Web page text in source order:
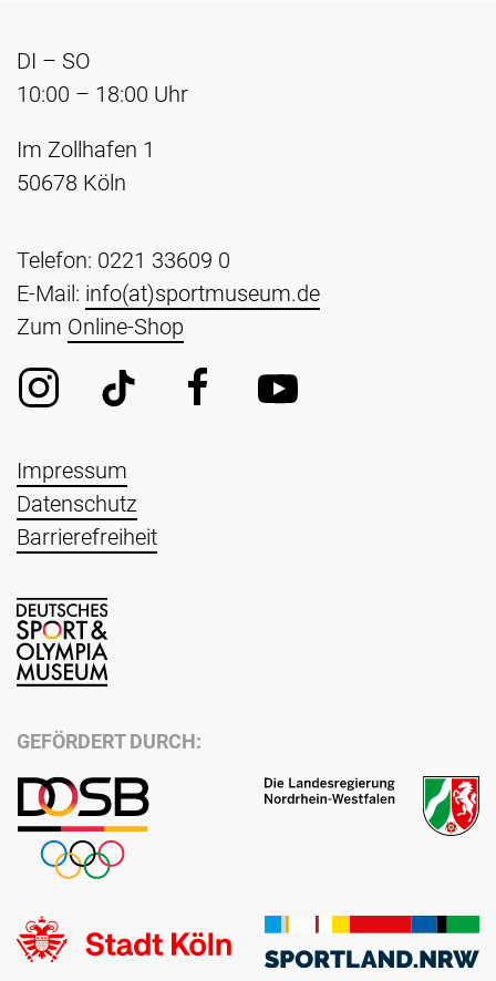
DI – SO
10:00 – 18:00 Uhr
Im Zollhafen 1
50678 Köln
Telefon: 0221 33609 0
E-Mail: info(at)sportmuseum.de
Zum Online-Shop
Impressum
Datenschutz
Barrierefreiheit
GEFÖRDERT DURCH: